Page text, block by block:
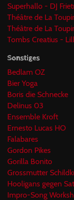
Superhallo - DJ
Théâtre de La
Théâtre de La
Tombs Creatius -
Sonstiges
Bedlam OZ
Bier Yoga
Boris die Schnecke
Delinus 03
Ensemble Kroft
Ernesto Lucas HO
Falabares
Gordon Pikes
Gorilla Bonito
Grossmutter
Hooligans gegen
Impro-Song